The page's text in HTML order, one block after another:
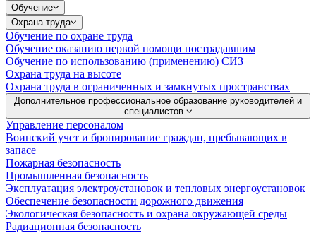
Обучение
Охрана труда
Обучение по охране труда
Обучение оказанию первой помощи пострадавшим
Обучение по использованию (применению) СИЗ
Охрана труда на высоте
Охрана труда в ограниченных и замкнутых пространствах
Дополнительное профессиональное образование руководителей и
специалистов
Управление персоналом
Воинский учет и бронирование граждан, пребывающих в
запасе
Пожарная безопасность
Промышленная безопасность
Эксплуатация электроустановок и тепловых энергоустановок
Обеспечение безопасности дорожного движения
Экологическая безопасность и охрана окружающей среды
Радиационная безопасность